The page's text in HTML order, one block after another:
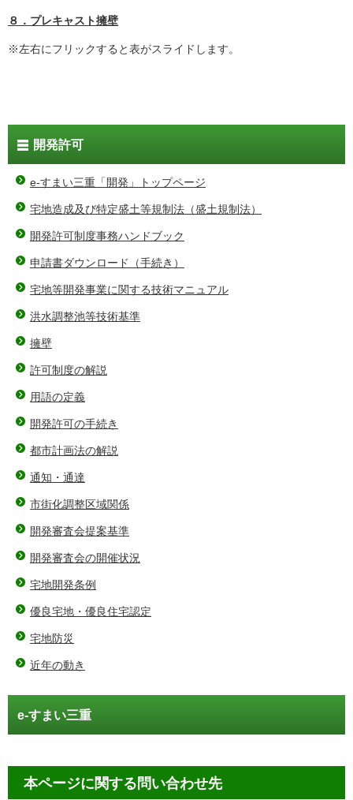
８．プレキャスト擁壁
※左右にフリックすると表がスライドします。
開発許可
e-すまい三重「開発」トップページ
宅地造成及び特定盛土等規制法（盛土規制法）
開発許可制度事務ハンドブック
申請書ダウンロード（手続き）
宅地等開発事業に関する技術マニュアル
洪水調整池等技術基準
擁壁
許可制度の解説
用語の定義
開発許可の手続き
都市計画法の解説
通知・通達
市街化調整区域関係
開発審査会提案基準
開発審査会の開催状況
宅地開発条例
優良宅地・優良住宅認定
宅地防災
近年の動き
e-すまい三重
本ページに関する問い合わせ先